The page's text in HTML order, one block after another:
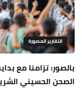
التقارير المصورة
بالصور: تزامنا مع
الصحن الحسيني